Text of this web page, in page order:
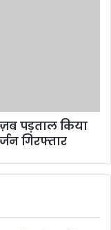
पड़ताल किया
गिरफ्तार